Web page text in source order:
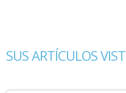
SUS ARTÍCULOS